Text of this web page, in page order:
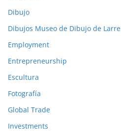
Dibujo
Dibujos Museo de Dibujo de Larre
Employment
Entrepreneurship
Escultura
Fotografía
Global Trade
Investments